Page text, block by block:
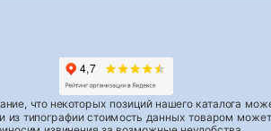
что некоторых позиций нашего каталога
из типографии стоимость данных товаром